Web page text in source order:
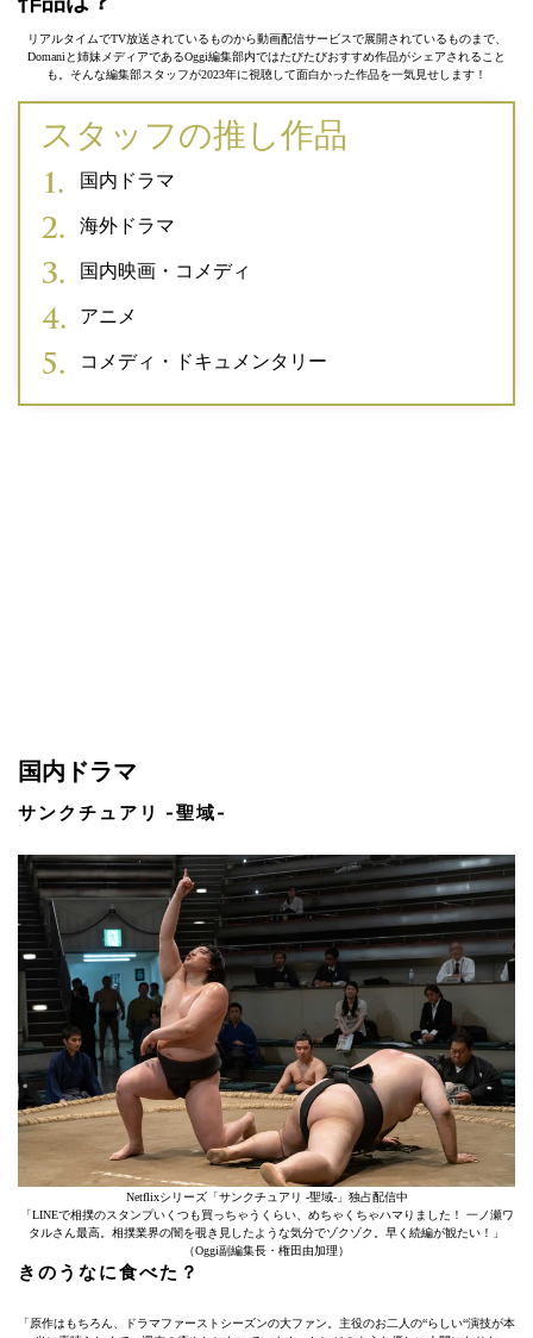
リアルタイムでTV放送されているものから動画配信サービスで展開されているものまで、
Domaniと姉妹メディアであるOggi編集部内ではたびたびおすすめ作品がシェアされること
も。そんな編集部スタッフが2023年に視聴して面白かった作品を一気見せします！
スタッフの推し作品
国内ドラマ
海外ドラマ
国内映画・コメディ
アニメ
コメディ・ドキュメンタリー
国内ドラマ
サンクチュアリ -聖域-
Netflixシリーズ「サンクチュアリ -聖域-」独占配信中
「LINEで相撲のスタンプいくつも買っちゃうくらい、めちゃくちゃハマりました！ 一ノ瀬ワ
タルさん最高。相撲業界の闇を覗き見したような気分でゾクゾク。早く続編が観たい！」
（Oggi副編集長・権田由加理）
きのうなに食べた？
「原作はもちろん、ドラマファーストシーズンの大ファン。主役のお二人の“らしい“演技が本